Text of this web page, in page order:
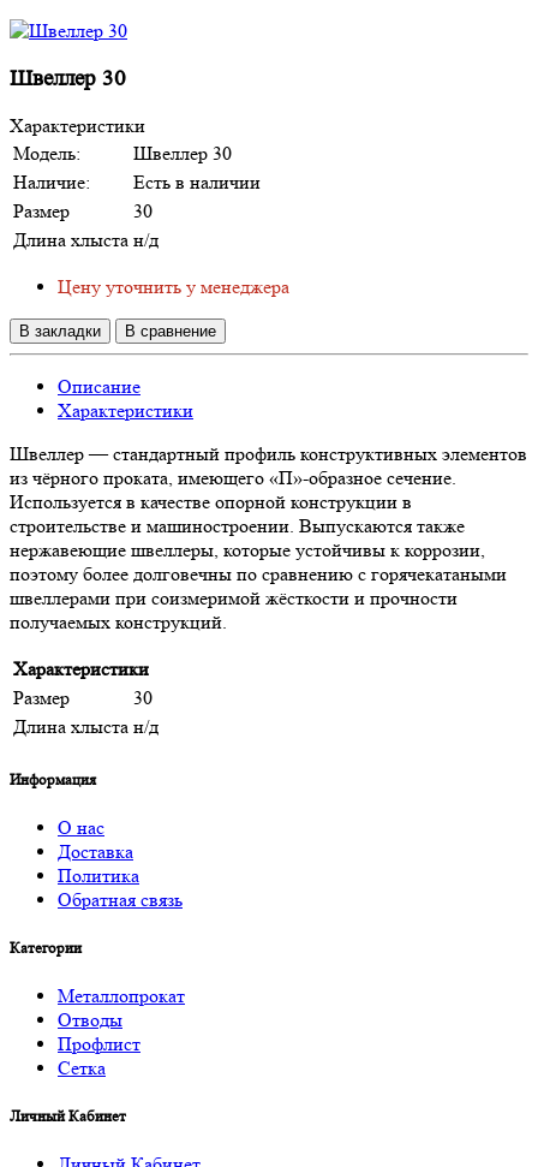
Швеллер 30
Характеристики
Модель:
Швеллер 30
Наличие:
Есть в наличии
Размер
30
Длина хлыста н/д
Цену уточнить у менеджера
В закладки В сравнение
Описание
Характеристики
Швеллер — стандартный профиль конструктивных элементов
из чёрного проката, имеющего «П»-образное сечение.
Используется в качестве опорной конструкции в
строительстве и машиностроении. Выпускаются также
нержавеющие швеллеры, которые устойчивы к коррозии,
поэтому более долговечны по сравнению с горячекатаными
швеллерами при соизмеримой жёсткости и прочности
получаемых конструкций.
Характеристики
Размер
30
Длина хлыста н/д
Информация
О нас
Доставка
Политика
Обратная связь
Категории
Металлопрокат
Отводы
Профлист
Сетка
Личный Кабинет